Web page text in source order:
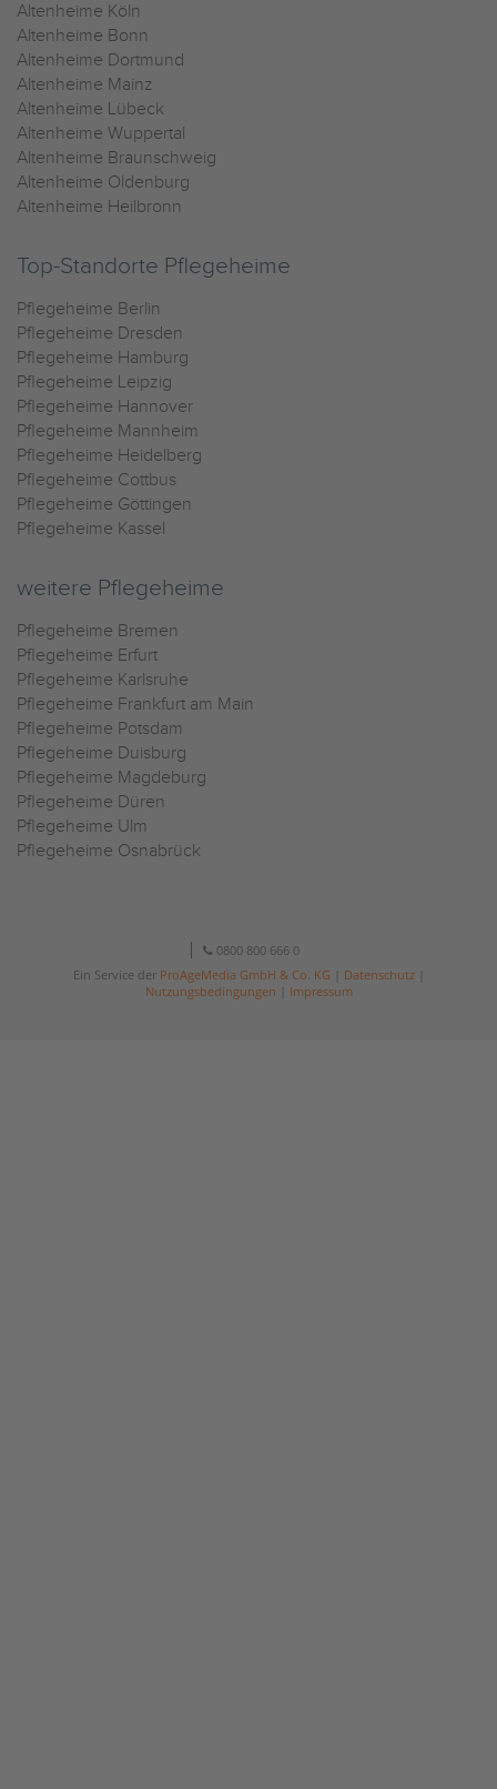
Altenheime Köln
Altenheime Bonn
Altenheime Dortmund
Altenheime Mainz
Altenheime Lübeck
Altenheime Wuppertal
Altenheime Braunschweig
Altenheime Oldenburg
Altenheime Heilbronn
Top-Standorte Pflegeheime
Pflegeheime Berlin
Pflegeheime Dresden
Pflegeheime Hamburg
Pflegeheime Leipzig
Pflegeheime Hannover
Pflegeheime Mannheim
Pflegeheime Heidelberg
Pflegeheime Cottbus
Pflegeheime Göttingen
Pflegeheime Kassel
weitere Pflegeheime
Pflegeheime Bremen
Pflegeheime Erfurt
Pflegeheime Karlsruhe
Pflegeheime Frankfurt am Main
Pflegeheime Potsdam
Pflegeheime Duisburg
Pflegeheime Magdeburg
Pflegeheime Düren
Pflegeheime Ulm
Pflegeheime Osnabrück
0800 800 666 0
Ein Service der ProAgeMedia GmbH & Co. KG Datenschutz|
Nutzungsbedingungen
Impressum